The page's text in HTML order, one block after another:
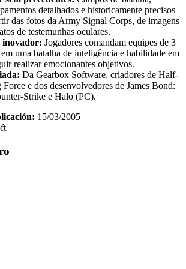
detalhados e historicamente precisos
das fotos da Army Signal Corps, de imagens
de testemunhas oculares.
Jogadores comandam equipes de 3
uma batalha de inteligência e habilidade em
realizar emocionantes objetivos.
Da Gearbox Software, criadores de Half-
e dos desenvolvedores de James Bond:
Strike e Halo (PC).
15/03/2005